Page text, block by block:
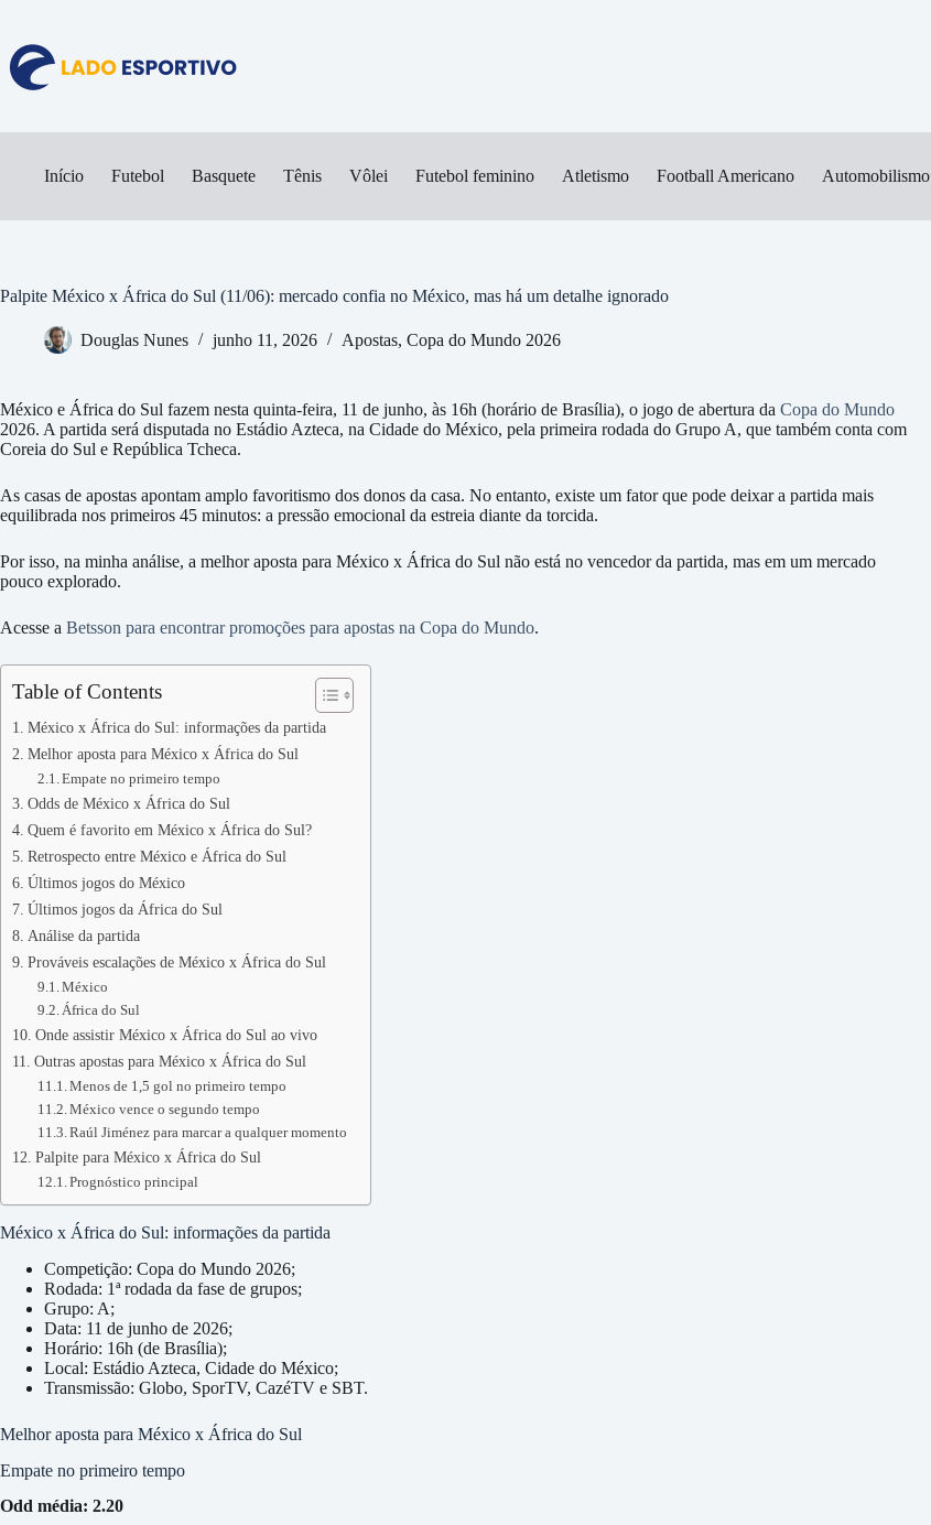
conteúdo
Início Futebol Basquete Tênis Vôlei Futebol feminino Atletismo Football Americano Automobilismo
Palpite México x África do Sul (11/06): mercado confia no México, mas há um detalhe ignorado
Douglas Nunes junho 11, 2026 Apostas, Copa do Mundo 2026
México e África do Sul fazem nesta quinta-feira, 11 de junho, às 16h (horário de Brasília), o jogo de abertura da Copa do Mundo
2026. A partida será disputada no Estádio Azteca, na Cidade do México, pela primeira rodada do Grupo A, que também conta com
Coreia do Sul e República Tcheca.
As casas de apostas apontam amplo favoritismo dos donos da casa. No entanto, existe um fator que pode deixar a partida mais
equilibrada nos primeiros 45 minutos: a pressão emocional da estreia diante da torcida.
Por isso, na minha análise, a melhor aposta para México x África do Sul não está no vencedor da partida, mas em um mercado
pouco explorado.
Acesse a Betsson para encontrar promoções para apostas na Copa do Mundo.
Table of Contents
México x África do Sul: informações da partida
Melhor aposta para México x África do Sul
Empate no primeiro tempo
Odds de México x África do Sul
Quem é favorito em México x África do Sul?
Retrospecto entre México e África do Sul
Últimos jogos do México
Últimos jogos da África do Sul
Análise da partida
Prováveis escalações de México x África do Sul
México
África do Sul
Onde assistir México x África do Sul ao vivo
Outras apostas para México x África do Sul
Menos de 1,5 gol no primeiro tempo
México vence o segundo tempo
Raúl Jiménez para marcar a qualquer momento
Palpite para México x África do Sul
Prognóstico principal
México x África do Sul: informações da partida
Competição: Copa do Mundo 2026;
Rodada: 1ª rodada da fase de grupos;
Grupo: A;
Data: 11 de junho de 2026;
Horário: 16h (de Brasília);
Local: Estádio Azteca, Cidade do México;
Transmissão: Globo, SporTV, CazéTV e SBT.
Melhor aposta para México x África do Sul
Empate no primeiro tempo
Odd média: 2.20